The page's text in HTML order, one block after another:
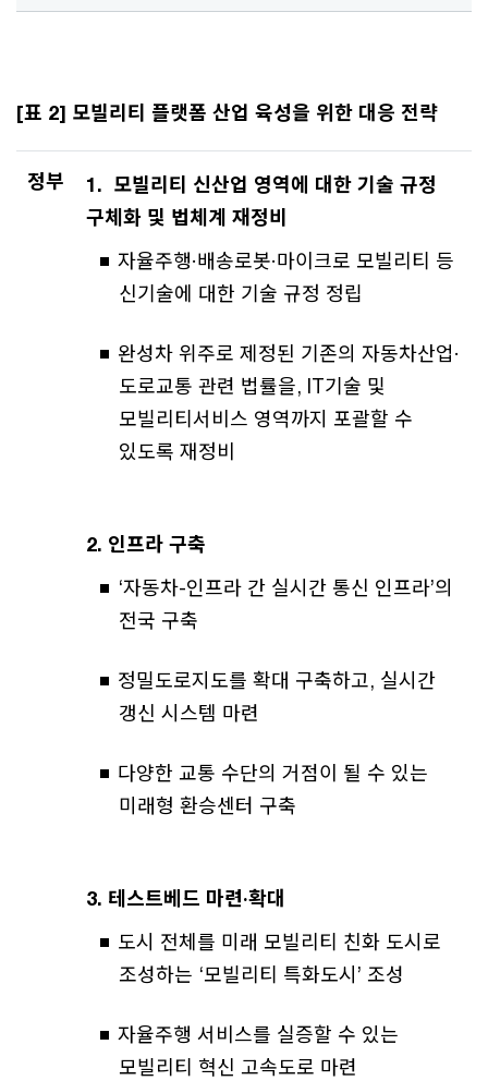
[표 2] 모빌리티 플랫폼 산업 육성을 위한 대응 전략
정부
1. 모빌리티 신산업 영역에 대한 기술 규정
구체화 및 법체계 재정비
자율주행·배송로봇·마이크로 모빌리티 등
신기술에 대한 기술 규정 정립
완성차 위주로 제정된 기존의 자동차산업·
도로교통 관련 법률을, IT기술 및
모빌리티서비스 영역까지 포괄할 수
있도록 재정비
2. 인프라 구축
‘자동차-인프라 간 실시간 통신 인프라’의
전국 구축
정밀도로지도를 확대 구축하고, 실시간
갱신 시스템 마련
다양한 교통 수단의 거점이 될 수 있는
미래형 환승센터 구축
3. 테스트베드 마련·확대
도시 전체를 미래 모빌리티 친화 도시로
조성하는 ‘모빌리티 특화도시’ 조성
자율주행 서비스를 실증할 수 있는
모빌리티 혁신 고속도로 마련